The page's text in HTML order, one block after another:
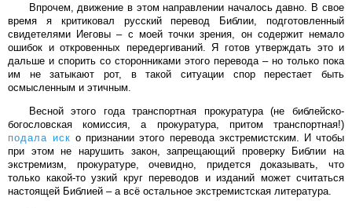
Впрочем, движение в этом направлении началось давно. В свое
время я критиковал русский перевод Библии, подготовленный
свидетелями Иеговы – с моей точки зрения, он содержит немало
ошибок и откровенных передергиваний. Я готов утверждать это и
дальше и спорить со сторонниками этого перевода – но только пока
им не затыкают рот, в такой ситуации спор перестает быть
осмысленным и этичным.
Весной этого года транспортная прокуратура (не библейско-
богословская комиссия, а прокуратура, притом транспортная!)
подала иск о признании этого перевода экстремистским. И чтобы
при этом не нарушить закон, запрещающий проверку Библии на
экстремизм, прокуратуре, очевидно, придется доказывать, что
только какой-то узкий круг переводов и изданий может считаться
настоящей Библией – а всё остальное экстремистская литература.